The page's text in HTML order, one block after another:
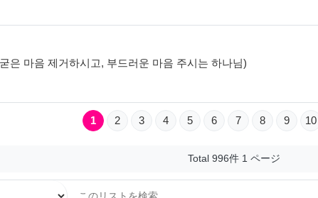
은 마음 제거하시고, 부드러운 마음 주시는 하나님)
1 2 3 4 5 6 7 8 9 10
Total 996件1 ページ